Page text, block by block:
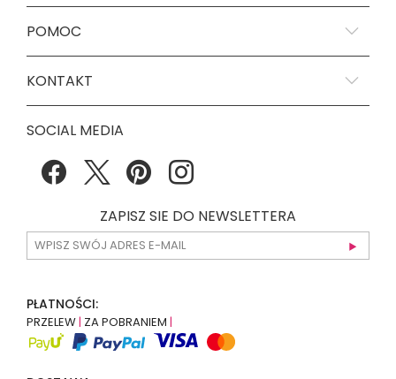
POMOC
KONTAKT
SOCIAL MEDIA
ZAPISZ SIE DO NEWSLETTERA
PŁATNOŚCI:
PRZELEW | ZA POBRANIEM |